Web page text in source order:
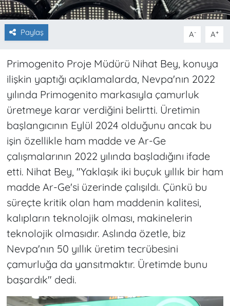
Paylaş A- A+
Primogenito Proje Müdürü Nihat Bey, konuya
ilişkin yaptığı açıklamalarda, Nevpa'nın 2022
yılında Primogenito markasıyla çamurluk
üretmeye karar verdiğini belirtti. Üretimin
başlangıcının Eylül 2024 olduğunu ancak bu
işin özellikle ham madde ve Ar-Ge
çalışmalarının 2022 yılında başladığını ifade
etti. Nihat Bey, "Yaklaşık iki buçuk yıllık bir ham
madde Ar-Ge'si üzerinde çalışıldı. Çünkü bu
süreçte kritik olan ham maddenin kalitesi,
kalıpların teknolojik olması, makinelerin
teknolojik olmasıdır. Aslında özetle, biz
Nevpa'nın 50 yıllık üretim tecrübesini
çamurluğa da yansıtmaktır. Üretimde bunu
başardık" dedi.